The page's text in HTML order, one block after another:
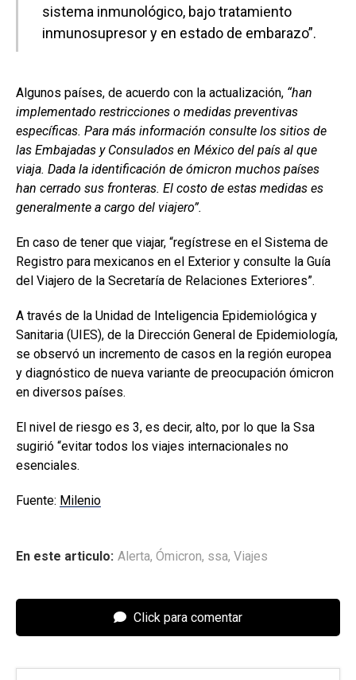
sistema inmunológico, bajo tratamiento
inmunosupresor y en estado de embarazo”.
Algunos países, de acuerdo con la actualización, “han
implementado restricciones o medidas preventivas
específicas. Para más información consulte los sitios de
las Embajadas y Consulados en México del país al que
viaja. Dada la identificación de ómicron muchos países
han cerrado sus fronteras. El costo de estas medidas es
generalmente a cargo del viajero”.
En caso de tener que viajar, “regístrese en el Sistema de
Registro para mexicanos en el Exterior y consulte la Guía
del Viajero de la Secretaría de Relaciones Exteriores”.
A través de la Unidad de Inteligencia Epidemiológica y
Sanitaria (UIES), de la Dirección General de Epidemiología,
se observó un incremento de casos en la región europea
y diagnóstico de nueva variante de preocupación ómicron
en diversos países.
El nivel de riesgo es 3, es decir, alto, por lo que la Ssa
sugirió “evitar todos los viajes internacionales no
esenciales.
Fuente: Milenio
En este articulo: Alerta, Ómicron, ssa, Viajes
Click para comentar